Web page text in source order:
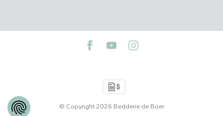
© Copyright 2026 Bedderie de Boer